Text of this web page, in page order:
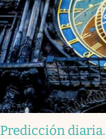
Predicción diaria.